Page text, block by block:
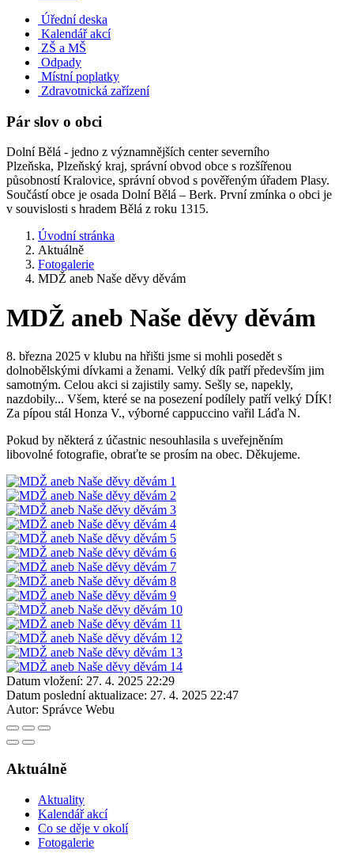
Úřední deska
Kalendář akcí
ZŠ a MŠ
Odpady
Místní poplatky
Zdravotnická zařízení
Pár slov o obci
Dolní Bělá - jedno z významnějších center severního
Plzeňska, Plzeňský kraj, správní obvod obce s rozšířenou
působností Kralovice, správní obvod s pověřeným úřadem Plasy.
Součástí obce je osada Dolní Bělá – Berk. První zmínka o obci je
v souvislosti s hradem Bělá z roku 1315.
Úvodní stránka
Aktuálně
Fotogalerie
MDŽ aneb Naše děvy děvám
MDŽ aneb Naše děvy děvám
8. března 2025 v klubu na hřišti jsme si mohli posedět s
dolnobělskými dívkami a ženami. Velký dík patří především jim
samotným. Celou akci si zajistily samy. Sešly se, napekly,
nazdobily... Všem, které se na posezení podílely patří velký DÍK!
Za pípou stál Honza V., výborné cappuccino vařil Láďa N.
Pokud by některá z účastnic nesouhlasila s uveřejněním
libovolné fotografie, obraťte se prosím na obec. Děkujeme.
Datum vložení: 27. 4. 2025 22:29
Datum poslední aktualizace: 27. 4. 2025 22:47
Autor: Správce Webu
Aktuálně
Aktuality
Kalendář akcí
Co se děje v okolí
Fotogalerie